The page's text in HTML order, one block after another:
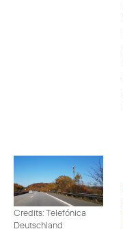
Credits: Telefónica
Deutschland